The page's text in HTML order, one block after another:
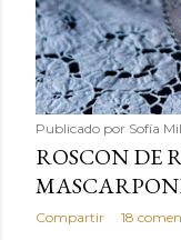
Publicado por Sofía
ROSCON DE
Compartir 18